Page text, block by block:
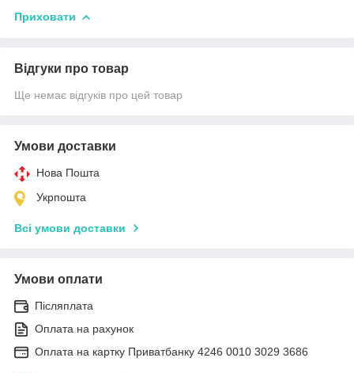
Приховати
Відгуки про товар
Ще немає відгуків про цей товар
Умови доставки
Нова Пошта
Укрпошта
Всі умови доставки
Умови оплати
Післяплата
Оплата на рахунок
Оплата на картку Приватбанку 4246 0010 3029 3686